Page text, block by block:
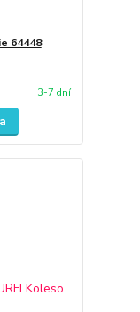
64448
3-7 dní